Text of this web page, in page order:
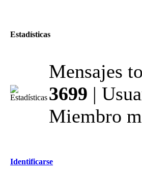
Estadísticas
Mensajes
3699 |
Miembro
Identificarse